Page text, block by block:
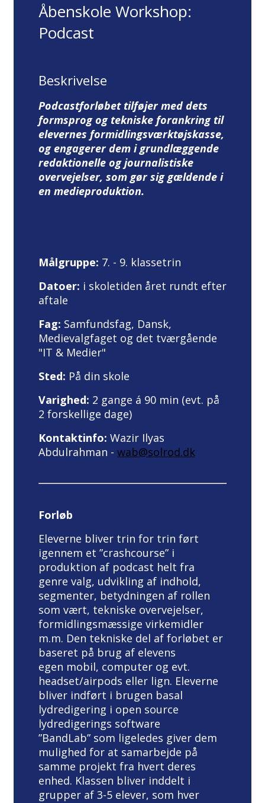
Åbenskole Workshop:
Podcast
Beskrivelse
Podcastforløbet tilføjer med dets
formsprog og tekniske forankring til
elevernes formidlingsværktøjskasse,
og engagerer dem i grundlæggende
redaktionelle og journalistiske
overvejelser, som gør sig gældende i
en medieproduktion.
Målgruppe: 7. - 9. klassetrin
Datoer: i skoletiden året rundt efter
aftale
Fag: Samfundsfag, Dansk,
Medievalgfaget og det tværgående
"IT & Medier"
Sted: På din skole
Varighed: 2 gange á 90 min (evt. på
2 forskellige dage)
Kontaktinfo: Wazir Ilyas
Abdulrahman - wab@solrod.dk
Forløb
Eleverne bliver trin for trin ført
igennem et ”crashcourse” i
produktion af podcast helt fra
genre valg, udvikling af indhold,
segmenter, betydningen af rollen
som vært, tekniske overvejelser,
formidlingsmæssige virkemidler
m.m. Den tekniske del af forløbet er
baseret på brug af elevens
egen mobil, computer og evt.
headset/airpods eller lign. Eleverne
bliver indført i brugen basal
lydredigering i open source
lydredigerings software
”BandLab” som ligeledes giver dem
mulighed for at samarbejde på
samme projekt fra hvert deres
enhed. Klassen bliver inddelt i
grupper af 3-5 elever, som hver